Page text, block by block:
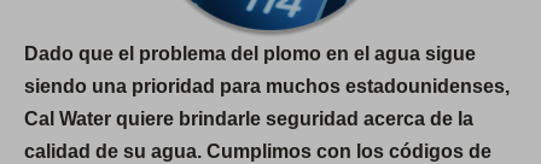
Dado que el problema del plomo en el agua sigue
siendo una prioridad para muchos estadounidenses,
Cal Water quiere brindarle seguridad acerca de la
calidad de su agua. Cumplimos con los códigos de